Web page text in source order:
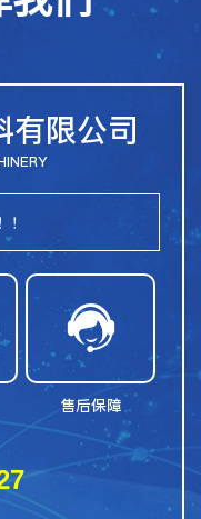
有限公司

售后保障